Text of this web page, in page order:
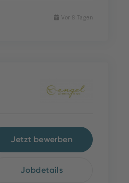
Vor 8 Tagen
Jetzt bewerben
Jobdetails